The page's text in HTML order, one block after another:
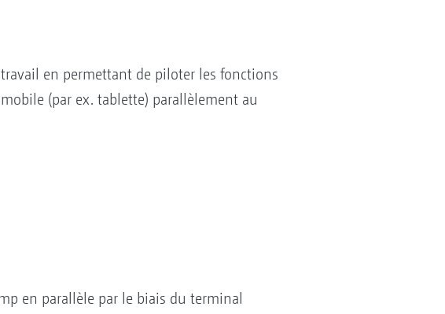
en permettant de piloter les fonctions
(par ex. tablette) parallèlement au
en parallèle par le biais du terminal